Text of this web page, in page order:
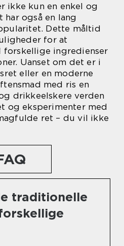
ikke kun en enkel og
har også en lang
Dette måltid
for at
forskellige ingredienser
Uanset om det er i
eller en moderne
med ris en
drikkeelskere verden
og eksperimenter med
ret – du vil ikke
traditionelle